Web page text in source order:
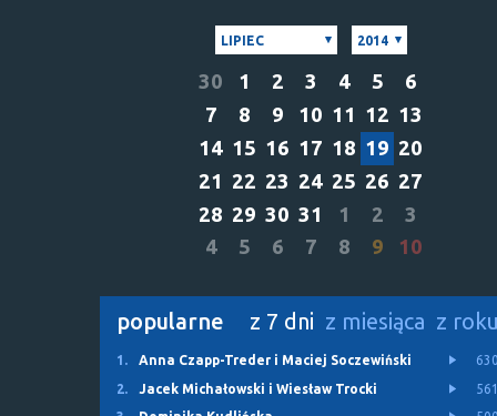
LIPIEC 2014
30 1 2 3 4 5
6
7
8 9 10 11 12 13
14 15 16 17 18 19 20
21 22 23 24 25 26 27
28 29 30 31 1 2
3
4
5 6 7 8 9 10
popularne z 7 dni z miesiąca z
1. Anna Czapp-Treder i Maciej Soczewiński
2.
Jacek Michałowski i Wiesław Trocki